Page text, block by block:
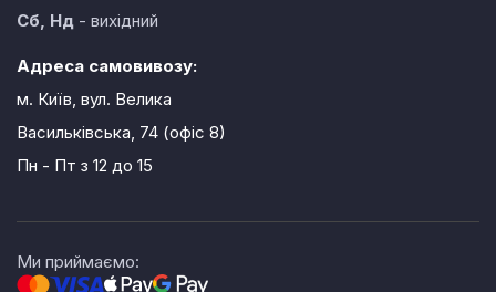
Сб, Нд - вихідний
Адреса самовивозу:
м. Київ, вул. Велика
Васильківська, 74 (офіс 8)
Пн - Пт з 12 до 15
Ми приймаємо: